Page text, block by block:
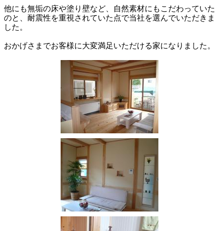
他にも無垢の床や塗り壁など、自然素材にもこだわっていた
のと、耐震性を重視されていた点で当社を選んでいただきま
した。
おかげさまでお客様に大変満足いただける家になりました。